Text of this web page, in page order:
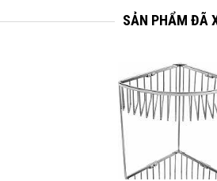
SẢN PHẨM ĐÃ